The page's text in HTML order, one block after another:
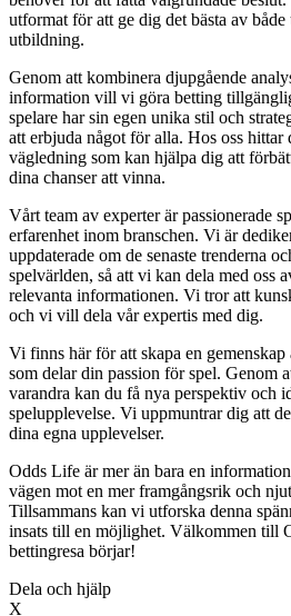
utformat för att ge dig det bästa av
utbildning.
Genom att kombinera djupgående
information vill vi göra betting
spelare har sin egen unika stil och
att erbjuda något för alla. Hos oss hittar
vägledning som kan hjälpa dig att
dina chanser att vinna.
Vårt team av experter är passionerade
erfarenhet inom branschen. Vi är
uppdaterade om de senaste trenderna
spelvärlden, så att vi kan dela med oss
relevanta informationen. Vi tror att
och vi vill dela vår expertis med dig.
Vi finns här för att skapa en
som delar din passion för spel. Genom
varandra kan du få nya perspektiv och
spelupplevelse. Vi uppmuntrar dig att
dina egna upplevelser.
Odds Life är mer än bara en
vägen mot en mer framgångsrik och
Tillsammans kan vi utforska denna
insats till en möjlighet. Välkommen till
bettingresa börjar!
Dela och hjälp
X